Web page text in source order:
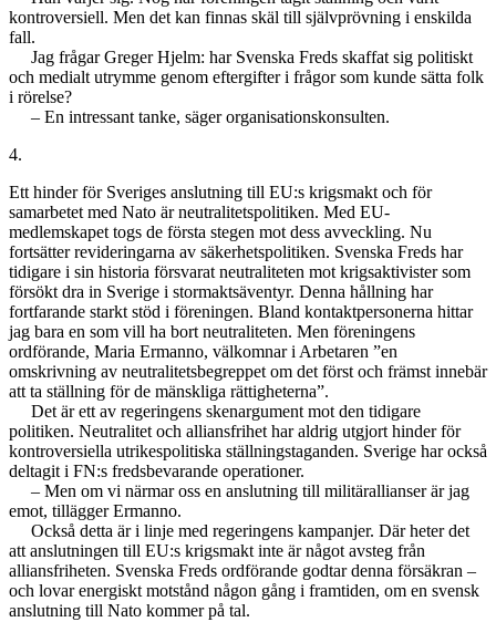
kontroversiell. Men det kan finnas skäl till självprövning i enskilda
fall.
Jag frågar Greger Hjelm: har Svenska Freds skaffat sig politiskt
och medialt utrymme genom eftergifter i frågor som kunde sätta folk
i rörelse?
– En intressant tanke, säger organisationskonsulten.
4.
Ett hinder för Sveriges anslutning till EU:s krigsmakt och för
samarbetet med Nato är neutralitetspolitiken. Med EU-
medlemskapet togs de första stegen mot dess avveckling. Nu
fortsätter revideringarna av säkerhetspolitiken. Svenska Freds har
tidigare i sin historia försvarat neutraliteten mot krigsaktivister som
försökt dra in Sverige i stormaktsäventyr. Denna hållning har
fortfarande starkt stöd i föreningen. Bland kontaktpersonerna hittar
jag bara en som vill ha bort neutraliteten. Men föreningens
ordförande, Maria Ermanno, välkomnar i Arbetaren ”en
omskrivning av neutralitetsbegreppet om det först och främst innebär
att ta ställning för de mänskliga rättigheterna”.
Det är ett av regeringens skenargument mot den tidigare
politiken. Neutralitet och alliansfrihet har aldrig utgjort hinder för
kontroversiella utrikespolitiska ställningstaganden. Sverige har också
deltagit i FN:s fredsbevarande operationer.
– Men om vi närmar oss en anslutning till militärallianser är jag
emot, tillägger Ermanno.
Också detta är i linje med regeringens kampanjer. Där heter det
att anslutningen till EU:s krigsmakt inte är något avsteg från
alliansfriheten. Svenska Freds ordförande godtar denna försäkran –
och lovar energiskt motstånd någon gång i framtiden, om en svensk
anslutning till Nato kommer på tal.